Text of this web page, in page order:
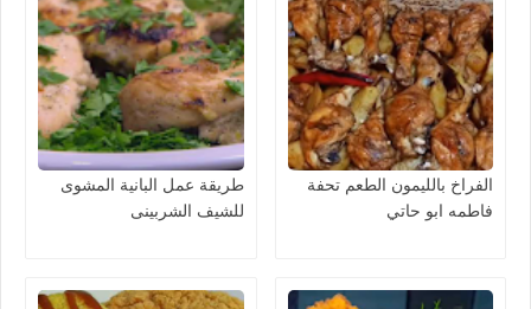
الفراخ بالليمون الطعم تحفة
فاطمه ابو حاتي
طريقة عمل البانية المشوى
للشيف الشربينى